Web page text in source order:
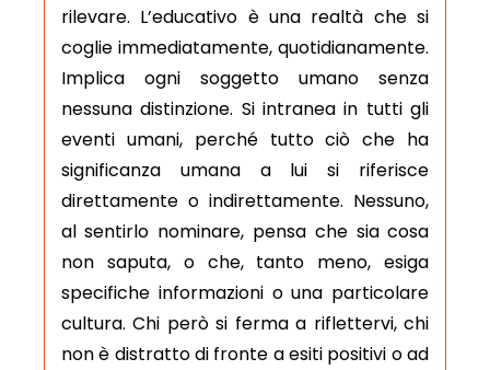
rilevare. L’educativo è una realtà che si
coglie immediatamente, quotidianamente.
Implica ogni soggetto umano senza
nessuna distinzione. Si intranea in tutti gli
eventi umani, perché tutto ciò che ha
significanza umana a lui si riferisce
direttamente o indirettamente. Nessuno,
al sentirlo nominare, pensa che sia cosa
non saputa, o che, tanto meno, esiga
specifiche informazioni o una particolare
cultura. Chi però si ferma a riflettervi, chi
non è distratto di fronte a esiti positivi o ad